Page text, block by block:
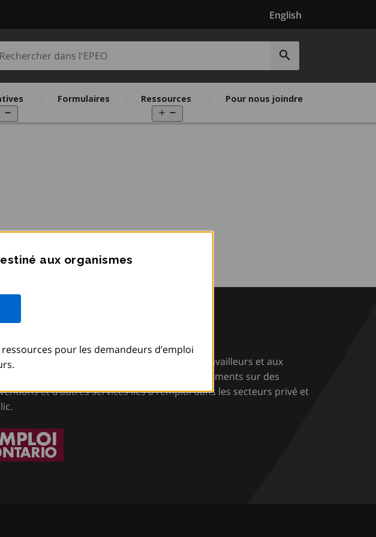
aux organismes
pour les demandeurs d’emploi
English
dans l'EPEO
Soumettre
la
recherche
menu
Formulaires Ressources
menu
Pour nous joindre
est destiné aux chercheurs d’emploi, aux travailleurs et aux
Il fournit des conseils et des renseignements sur des
et d’autres services liés à l’emploi dans les secteurs privé et